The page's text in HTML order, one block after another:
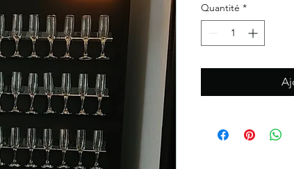
Quantité *